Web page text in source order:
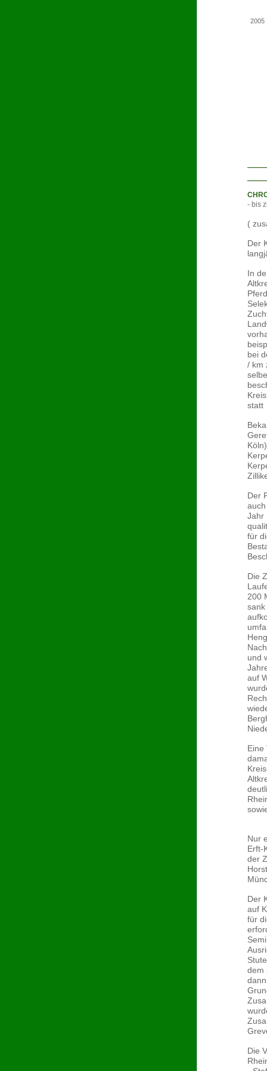
2005
- bis
(
Der
In
bei
/ km
statt
Der
Jahr
für
Die
200
und
auf
Eine
Nur
Erft-
der
Der
auf
für
dem
Die